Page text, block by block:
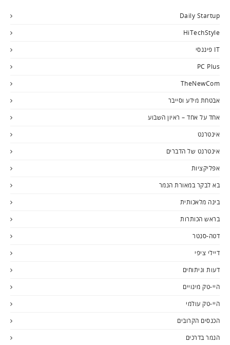
Daily Startup
HiTechStyle
IT פיננסי
PC Plus
TheNewCom
אבטחת מידע וסייבר
אחד על אחד – ראיון השבוע
אינטרנט
אינטרנט של הדברים
אפליקציות
בא לבקר במאורת הנמר
בינה מלאכותית
בראש הכותרות
דטה-סנטר
דיילי ציפי
דעות וניתוחים
היי-טק מינויים
היי-טק עולמי
הכנסים הקרובים
הנמר בדרכים